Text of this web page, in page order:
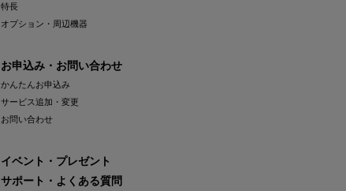
特長
オプション・周辺機器
お申込み・お問い合わせ
かんたんお申込み
サービス追加・変更
お問い合わせ
イベント・プレゼント
サポート・よくある質問